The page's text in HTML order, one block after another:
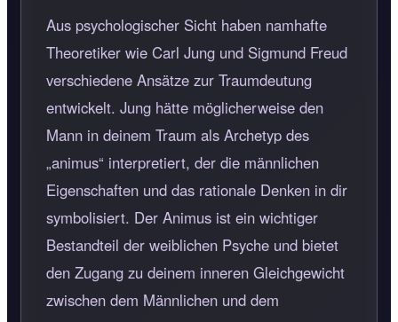
Aus psychologischer Sicht haben namhafte
Theoretiker wie Carl Jung und Sigmund Freud
verschiedene Ansätze zur Traumdeutung
entwickelt. Jung hätte möglicherweise den
Mann in deinem Traum als Archetyp des
„animus“ interpretiert, der die männlichen
Eigenschaften und das rationale Denken in dir
symbolisiert. Der Animus ist ein wichtiger
Bestandteil der weiblichen Psyche und bietet
den Zugang zu deinem inneren Gleichgewicht
zwischen dem Männlichen und dem